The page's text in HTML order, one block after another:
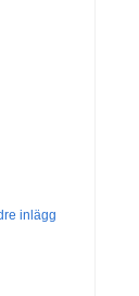
inlägg